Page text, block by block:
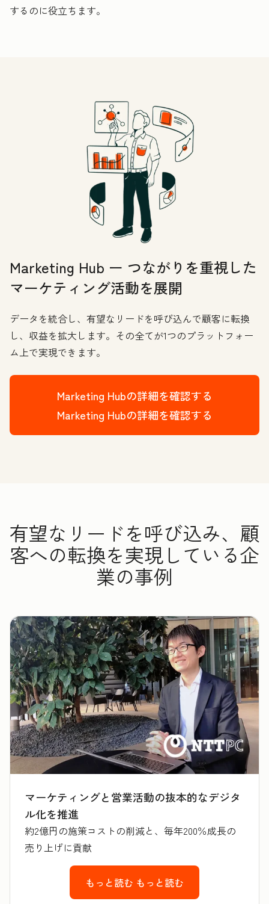
するのに役立ちます。
Marketing Hub ー つながりを重視した
マーケティング活動を展開
データを統合し、有望なリードを呼び込んで顧客に転換
し、収益を拡大します。その全てが1つのプラットフォー
ム上で実現できます。
Marketing Hubの詳細を確認する
Marketing Hubの詳細を確認する
有望なリードを呼び込み、顧
客への転換を実現している企
業の事例
マーケティングと営業活動の抜本的なデジタ
ル化を推進
約2億円の施策コストの削減と、毎年200％成長の
売り上げに貢献
もっと読む もっと読む